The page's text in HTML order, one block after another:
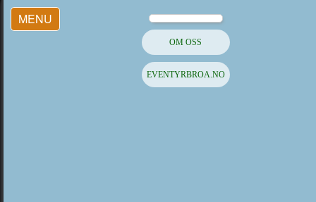
MENU
OM OSS
EVENTYRBROA.NO